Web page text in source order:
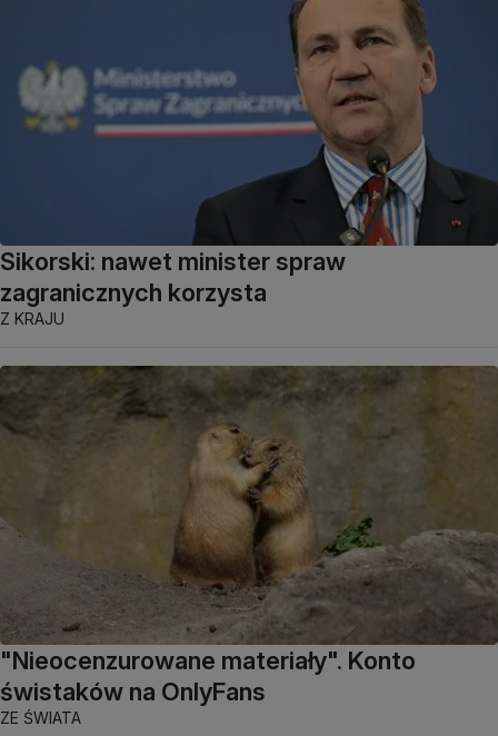
Sikorski: nawet minister spraw
zagranicznych korzysta
Z KRAJU
"Nieocenzurowane materiały". Konto
świstaków na OnlyFans
ZE ŚWIATA